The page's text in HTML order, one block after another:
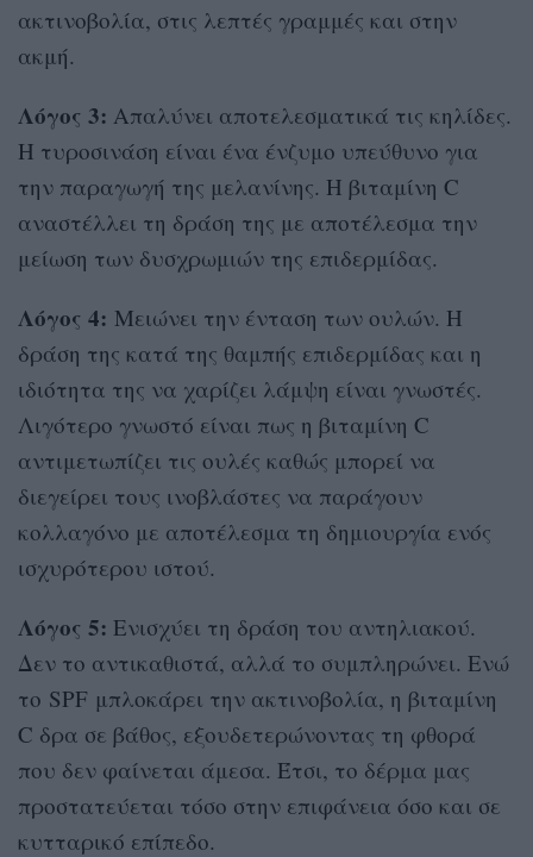
ακτινοβολία, στις λεπτές γραμμές και στην
ακμή.
Λόγος 3: Απαλύνει αποτελεσματικά τις κηλίδες.
Η τυροσινάση είναι ένα ένζυμο υπεύθυνο για
την παραγωγή της μελανίνης. Η βιταμίνη C
αναστέλλει τη δράση της με αποτέλεσμα την
μείωση των δυσχρωμιών της επιδερμίδας.
Λόγος 4: Μειώνει την ένταση των ουλών. Η
δράση της κατά της θαμπής επιδερμίδας και η
ιδιότητα της να χαρίζει λάμψη είναι γνωστές.
Λιγότερο γνωστό είναι πως η βιταμίνη C
αντιμετωπίζει τις ουλές καθώς μπορεί να
διεγείρει τους ινοβλάστες να παράγουν
κολλαγόνο με αποτέλεσμα τη δημιουργία ενός
ισχυρότερου ιστού.
Λόγος 5: Ενισχύει τη δράση του αντηλιακού.
Δεν το αντικαθιστά, αλλά το συμπληρώνει. Ενώ
το SPF μπλοκάρει την ακτινοβολία, η βιταμίνη
C δρα σε βάθος, εξουδετερώνοντας τη φθορά
που δεν φαίνεται άμεσα. Έτσι, το δέρμα μας
προστατεύεται τόσο στην επιφάνεια όσο και σε
κυτταρικό επίπεδο.